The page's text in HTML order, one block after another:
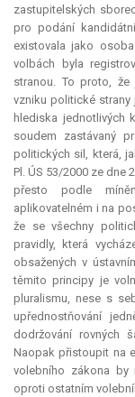
zastupitelských
pro podání
existovala jako
volbách byla
stranou. To proto,
vzniku politické strany
hlediska jednotlivých
soudem zastávaný
politických sil, která,
Pl. ÚS 53/2000 ze dne
přesto podle
aplikovatelném i na
že se všechny
pravidly, která
obsažených v
těmito principy je
pluralismu, nese s
upřednostňování
dodržování rovných
Naopak přistoupit na
volebního zákona by
oproti ostatním